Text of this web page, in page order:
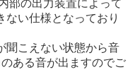
部の出力装置によって
ない仕様となっており
聞こえない状態から音
ある音が出ますのでご